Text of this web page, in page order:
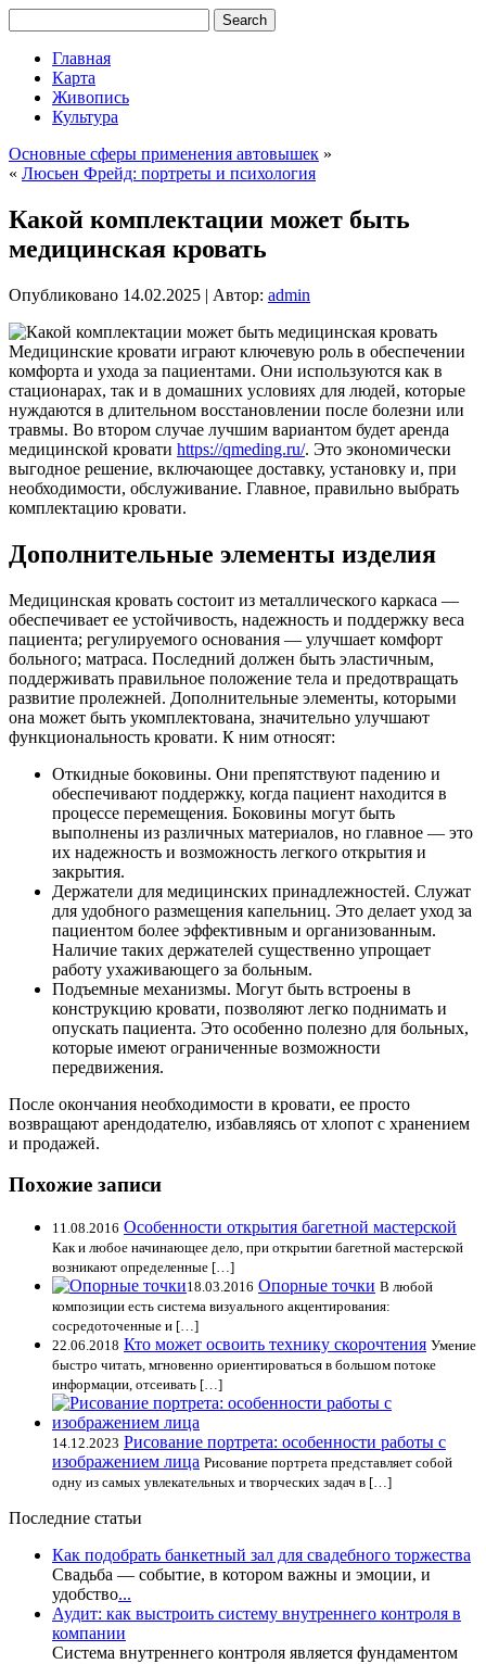
Главная
Карта
Живопись
Культура
Основные сферы применения автовышек »
« Люсьен Фрейд: портреты и психология
Какой комплектации может быть
медицинская кровать
Опубликовано 14.02.2025 | Автор: admin
Медицинские кровати играют ключевую роль в обеспечении
комфорта и ухода за пациентами. Они используются как в
стационарах, так и в домашних условиях для людей, которые
нуждаются в длительном восстановлении после болезни или
травмы. Во втором случае лучшим вариантом будет аренда
медицинской кровати https://qmeding.ru/. Это экономически
выгодное решение, включающее доставку, установку и, при
необходимости, обслуживание. Главное, правильно выбрать
комплектацию кровати.
Дополнительные элементы изделия
Медицинская кровать состоит из металлического каркаса —
обеспечивает ее устойчивость, надежность и поддержку веса
пациента; регулируемого основания — улучшает комфорт
больного; матраса. Последний должен быть эластичным,
поддерживать правильное положение тела и предотвращать
развитие пролежней. Дополнительные элементы, которыми
она может быть укомплектована, значительно улучшают
функциональность кровати. К ним относят:
Откидные боковины. Они препятствуют падению и
обеспечивают поддержку, когда пациент находится в
процессе перемещения. Боковины могут быть
выполнены из различных материалов, но главное — это
их надежность и возможность легкого открытия и
закрытия.
Держатели для медицинских принадлежностей. Служат
для удобного размещения капельниц. Это делает уход за
пациентом более эффективным и организованным.
Наличие таких держателей существенно упрощает
работу ухаживающего за больным.
Подъемные механизмы. Могут быть встроены в
конструкцию кровати, позволяют легко поднимать и
опускать пациента. Это особенно полезно для больных,
которые имеют ограниченные возможности
передвижения.
После окончания необходимости в кровати, ее просто
возвращают арендодателю, избавляясь от хлопот с хранением
и продажей.
Похожие записи
11.08.2016 Особенности открытия багетной мастерской
Как и любое начинающее дело, при открытии багетной мастерской
возникают определенные […]
18.03.2016 Опорные точки В любой
композиции есть система визуального акцентирования:
сосредоточенные и […]
22.06.2018 Кто может освоить технику скорочтения Умение
быстро читать, мгновенно ориентироваться в большом потоке
информации, отсеивать […]
14.12.2023 Рисование портрета: особенности работы с
изображением лица Рисование портрета представляет собой
одну из самых увлекательных и творческих задач в […]
Последние статьи
Как подобрать банкетный зал для свадебного торжества
Свадьба — событие, в котором важны и эмоции, и
удобство...
Аудит: как выстроить систему внутреннего контроля в
компании
Система внутреннего контроля является фундаментом